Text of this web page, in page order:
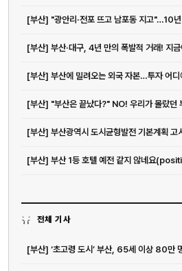
[부산] "광안리·전포 뜨고 남포동 지고"…10
[부산] 부산·대구, 4년 만의 폭발적 거래! 지
[부산] 부산에 밀려오는 외국 자본…투자
[부산] "부산은 끝났다?" NO! 우리가 몰랐던
[부산] 부산광역시 도시균형발전 기본계획 고
[부산] 부산 1등 호텔 예전 같지 않네요
전체 기사
[부산] ‘초고령 도시’ 부산, 65세 이상 80만